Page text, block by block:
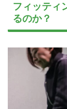
フィッティ
るのか？